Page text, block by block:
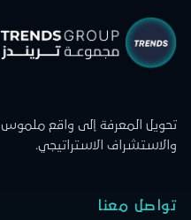
تحويل المعرفة إلى واقع ملموس
والاستشراف الاستراتيجي.
تواصل معنا